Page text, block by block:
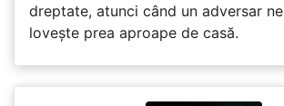
dreptate, atunci când un adversar
lovește prea aproape de casă.